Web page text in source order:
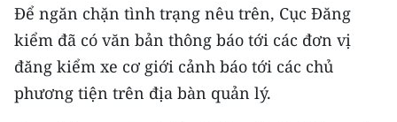
Media Y tế
Media Khoa học - Công nghệ
Media Môi trường
Để ngăn chặn tình trạng nêu trên, Cục Đăng
kiểm đã có văn bản thông báo tới các đơn vị
đăng kiểm xe cơ giới cảnh báo tới các chủ
phương tiện trên địa bàn quản lý.